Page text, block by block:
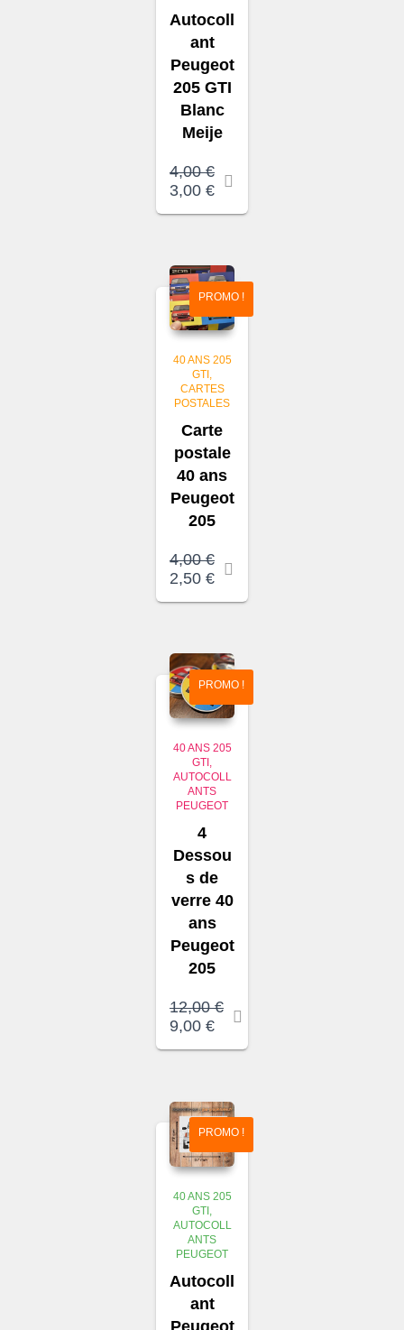
Autocoll
ant
Peugeot
205 GTI
Blanc
Meije
4,00€
Le
4,00 €.
3,00 €Le
3,00 €.
PROMO !
40 ANS 205
GTI
CARTES
POSTALES
Carte
postale
40 ans
Peugeot
205
4,00€
Le
4,00 €.
2,50 €Le
2,50 €.
PROMO !
40 ANS 205
GTI
AUTOCOLL
ANTS
PEUGEOT
4
Dessou
s de
verre 40
ans
Peugeot
205
12,00€
Le
12,00 €.
9,00 €Le
9,00 €.
PROMO !
40 ANS 205
GTI
AUTOCOLL
ANTS
PEUGEOT
Autocoll
ant
Peugeot